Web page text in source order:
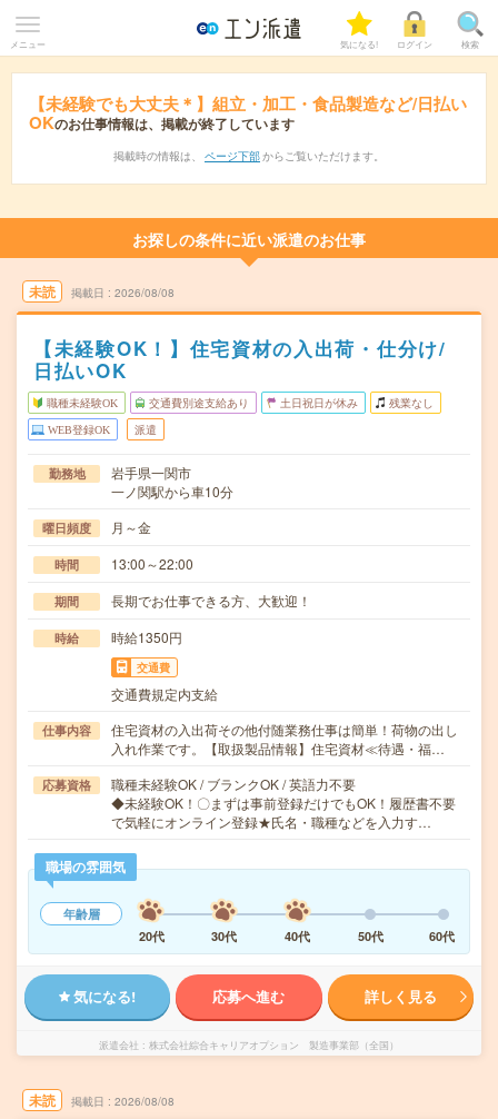
メニュー 気になる! ログイン 検索
【未経験でも大丈夫＊】組立・加工・食品製造など/日払い
OKのお仕事情報は、掲載が終了しています
掲載時の情報は、 ページ下部 からご覧いただけます。
お探しの条件に近い派遣のお仕事
未読 掲載日 2026/08/08
【未経験OK！】住宅資材の入出荷・仕分け/
日払いOK
職種未経験OK 交通費別途支給あり 土日祝日が休み 残業なし
WEB登録OK 派遣
勤務地
岩手県一関市
一ノ関駅から車10分
曜日頻度 月～金
時間 13:00～22:00
期間 長期でお仕事できる方、大歓迎！
時給 時給1350円
交通費
交通費規定内支給
仕事内容
住宅資材の入出荷その他付随業務仕事は簡単！荷物の出し
入れ作業です。【取扱製品情報】住宅資材≪待遇・福…
応募資格
職種未経験OK / ブランクOK / 英語力不要
◆未経験OK！〇まずは事前登録だけでもOK！履歴書不要
で気軽にオンライン登録★氏名・職種などを入力す…
職場の雰囲気
年齢層
20代
30代 40代 50代 60代
気になる! 応募へ進む 詳しく見る
派遣会社 株式会社綜合キャリアオプション 製造事業部（全国）
未読 掲載日 2026/08/08